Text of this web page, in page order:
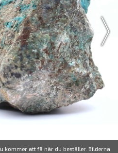
kommer att få när du beställer. Bilderna